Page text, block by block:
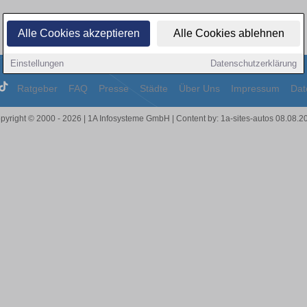
Alle Cookies akzeptieren Alle Cookies ablehnen
Einstellungen Datenschutzerklärung
Ratgeber FAQ Presse Städte Über Uns Impressum
© 2000 - 2026 | 1A Infosysteme GmbH | Content by: 1a-sites-autos